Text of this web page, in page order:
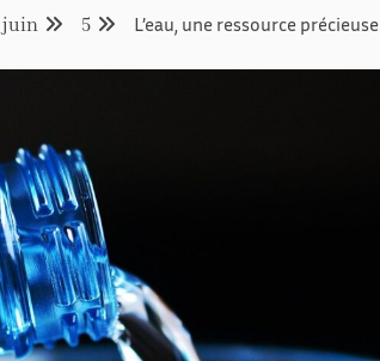
juin 5 L’eau, une ressource précieuse